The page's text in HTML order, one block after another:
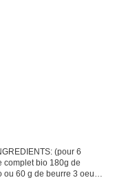
(pour 6
complet bio 180g de
60 g de beurre 3 oeufs